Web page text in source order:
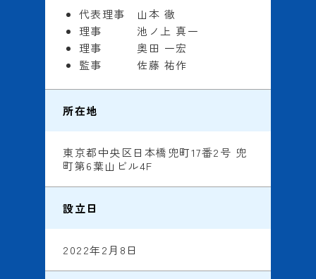
代表理事 山本 徹
理事 池ノ上 真一
理事 奥田 一宏
監事 佐藤 祐作
所在地
東京都中央区日本橋兜町17番2号 兜
町第6葉山ビル4F
設立日
2022年2月8日